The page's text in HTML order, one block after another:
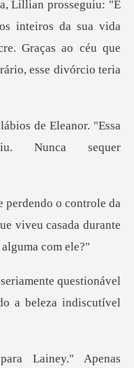
inteiros da sua vida
Graças ao céu que
leanor. "Essa
da
viveu casada dur
te questionável